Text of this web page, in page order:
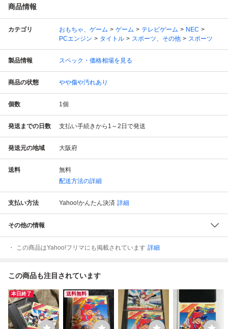
商品情報
カテゴリ おもちゃ、ゲーム ゲーム テレビゲーム
NEC
PCエンジン
タイトル スポーツ、その他 スポーツ
製品情報 スペック・価格相場を見る
商品の状態 やや傷や汚れあり
個数 1個
発送までの日数 支払い手続きから1～2日で発送
発送元の地域 大阪府
送料
無料
配送方法の詳細
支払い方法 Yahoo!かんたん決済 詳細
その他の情報
この商品はYahoo!フリマにも掲載されています 詳細
この商品も注目されています
本日終了 送料無料